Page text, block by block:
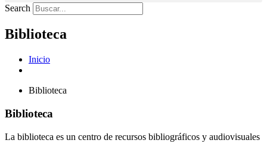
Search
Biblioteca
Inicio
Biblioteca
Biblioteca
La biblioteca es un centro de recursos bibliográficos y audiovisuales